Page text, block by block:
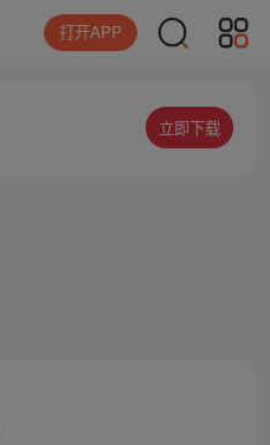
打开APP
立即下载